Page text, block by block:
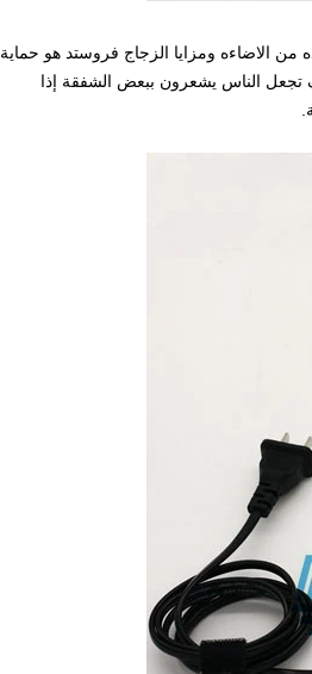
من الاضاءه ومزايا الزجاج فروستد هو حماية
تجعل الناس يشعرون ببعض الشفقة إذا